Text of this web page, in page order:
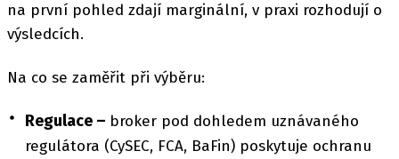
na první pohled zdají marginální, v praxi rozhodují o
výsledcích.
Na co se zaměřit při výběru:
Regulace – broker pod dohledem uznávaného
regulátora (CySEC, FCA, BaFin) poskytuje ochranu